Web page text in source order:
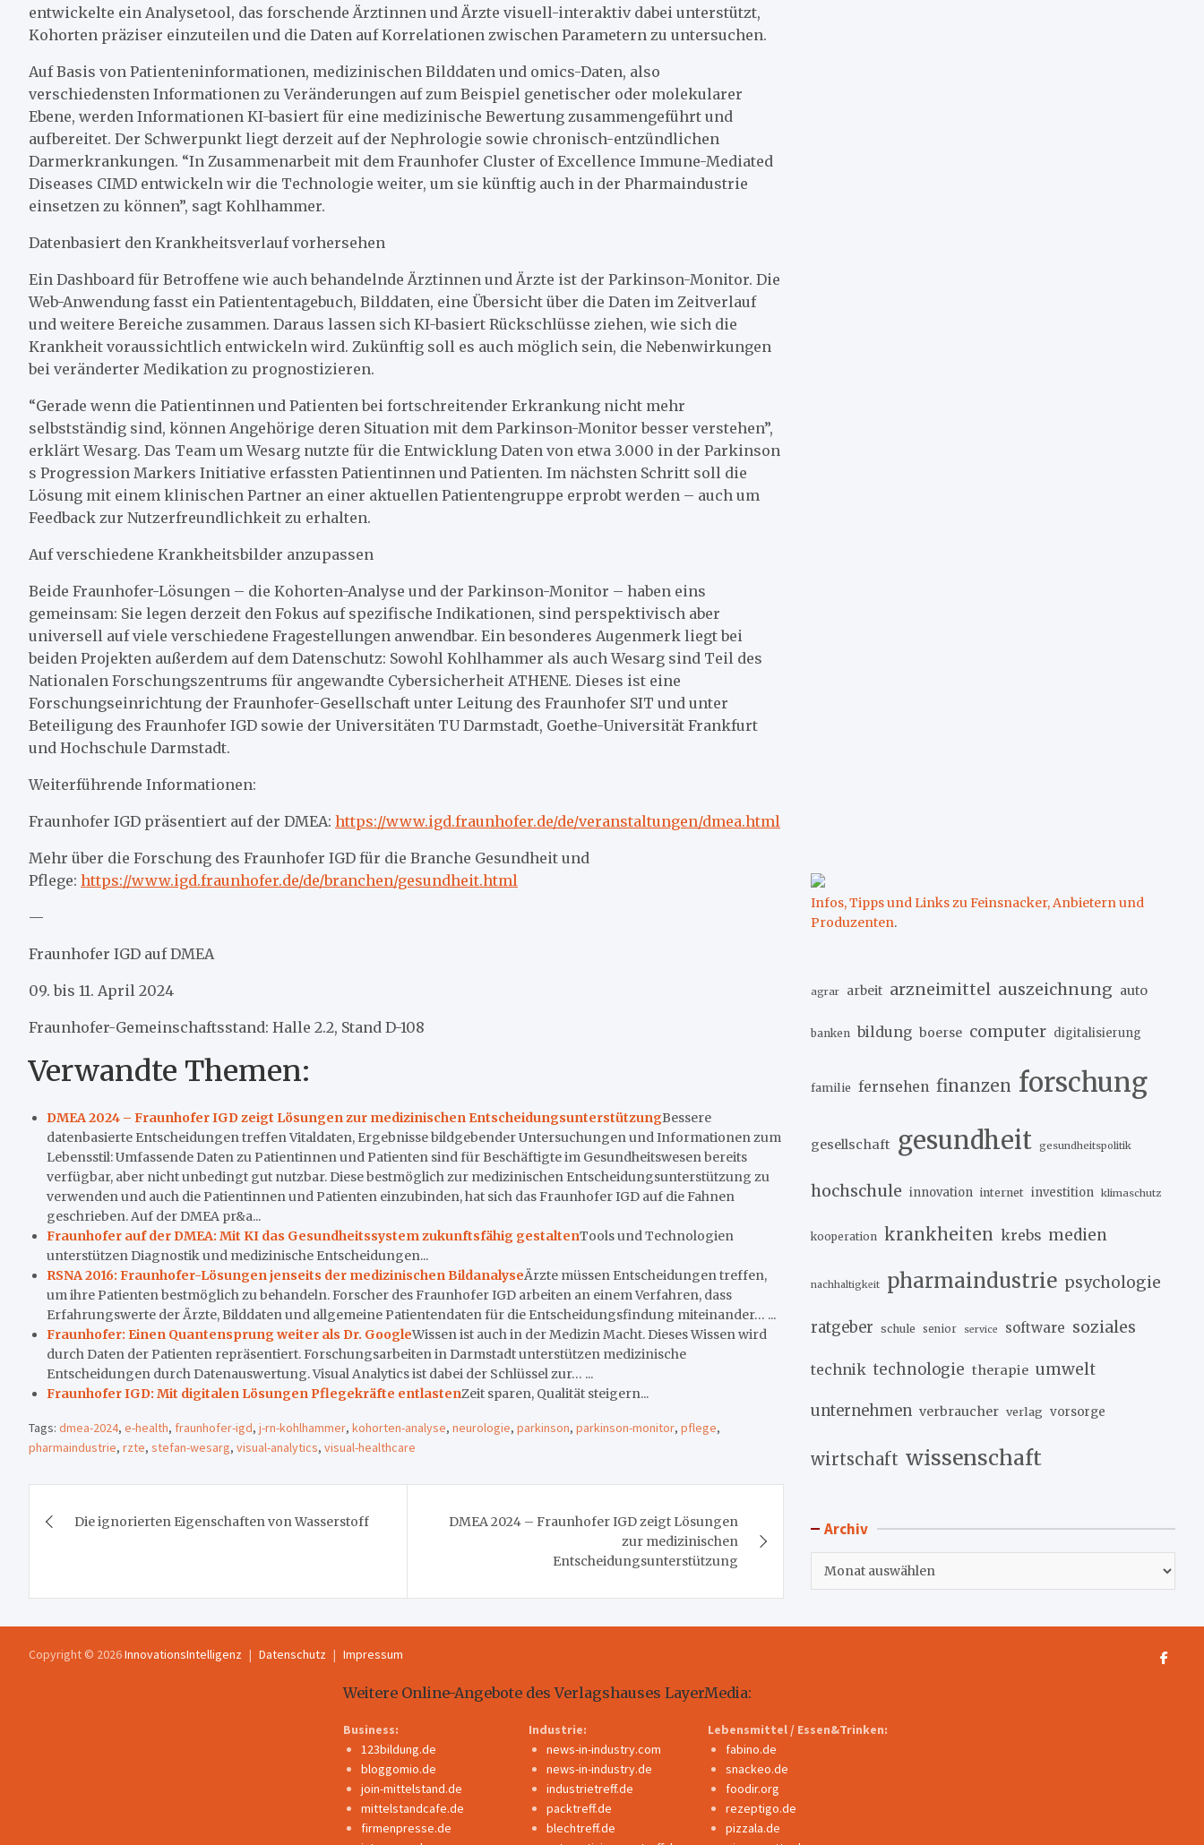
entwickelte ein Analysetool, das forschende Ärztinnen und Ärzte visuell-interaktiv dabei unterstützt,
Kohorten präziser einzuteilen und die Daten auf Korrelationen zwischen Parametern zu untersuchen.
Auf Basis von Patienteninformationen, medizinischen Bilddaten und omics-Daten, also
verschiedensten Informationen zu Veränderungen auf zum Beispiel genetischer oder molekularer
Ebene, werden Informationen KI-basiert für eine medizinische Bewertung zusammengeführt und
aufbereitet. Der Schwerpunkt liegt derzeit auf der Nephrologie sowie chronisch-entzündlichen
Darmerkrankungen. “In Zusammenarbeit mit dem Fraunhofer Cluster of Excellence Immune-Mediated
Diseases CIMD entwickeln wir die Technologie weiter, um sie künftig auch in der Pharmaindustrie
einsetzen zu können”, sagt Kohlhammer.
Datenbasiert den Krankheitsverlauf vorhersehen
Ein Dashboard für Betroffene wie auch behandelnde Ärztinnen und Ärzte ist der Parkinson-Monitor. Die
Web-Anwendung fasst ein Patiententagebuch, Bilddaten, eine Übersicht über die Daten im Zeitverlauf
und weitere Bereiche zusammen. Daraus lassen sich KI-basiert Rückschlüsse ziehen, wie sich die
Krankheit voraussichtlich entwickeln wird. Zukünftig soll es auch möglich sein, die Nebenwirkungen
bei veränderter Medikation zu prognostizieren.
“Gerade wenn die Patientinnen und Patienten bei fortschreitender Erkrankung nicht mehr
selbstständig sind, können Angehörige deren Situation mit dem Parkinson-Monitor besser verstehen”,
erklärt Wesarg. Das Team um Wesarg nutzte für die Entwicklung Daten von etwa 3.000 in der Parkinson
s Progression Markers Initiative erfassten Patientinnen und Patienten. Im nächsten Schritt soll die
Lösung mit einem klinischen Partner an einer aktuellen Patientengruppe erprobt werden – auch um
Feedback zur Nutzerfreundlichkeit zu erhalten.
Auf verschiedene Krankheitsbilder anzupassen
Beide Fraunhofer-Lösungen – die Kohorten-Analyse und der Parkinson-Monitor – haben eins
gemeinsam: Sie legen derzeit den Fokus auf spezifische Indikationen, sind perspektivisch aber
universell auf viele verschiedene Fragestellungen anwendbar. Ein besonderes Augenmerk liegt bei
beiden Projekten außerdem auf dem Datenschutz: Sowohl Kohlhammer als auch Wesarg sind Teil des
Nationalen Forschungszentrums für angewandte Cybersicherheit ATHENE. Dieses ist eine
Forschungseinrichtung der Fraunhofer-Gesellschaft unter Leitung des Fraunhofer SIT und unter
Beteiligung des Fraunhofer IGD sowie der Universitäten TU Darmstadt, Goethe-Universität Frankfurt
und Hochschule Darmstadt.
Weiterführende Informationen:
Fraunhofer IGD präsentiert auf der DMEA: https://www.igd.fraunhofer.de/de/veranstaltungen/dmea.html
Mehr über die Forschung des Fraunhofer IGD für die Branche Gesundheit und
Pflege: https://www.igd.fraunhofer.de/de/branchen/gesundheit.html
—
Fraunhofer IGD auf DMEA
09. bis 11. April 2024
Fraunhofer-Gemeinschaftsstand: Halle 2.2, Stand D-108
Verwandte Themen:
DMEA 2024 – Fraunhofer IGD zeigt Lösungen zur medizinischen EntscheidungsunterstützungBessere
datenbasierte Entscheidungen treffen Vitaldaten, Ergebnisse bildgebender Untersuchungen und Informationen zum
Lebensstil: Umfassende Daten zu Patientinnen und Patienten sind für Beschäftigte im Gesundheitswesen bereits
verfügbar, aber nicht unbedingt gut nutzbar. Diese bestmöglich zur medizinischen Entscheidungsunterstützung zu
verwenden und auch die Patientinnen und Patienten einzubinden, hat sich das Fraunhofer IGD auf die Fahnen
geschrieben. Auf der DMEA pr&a...
Fraunhofer auf der DMEA: Mit KI das Gesundheitssystem zukunftsfähig gestaltenTools und Technologien
unterstützen Diagnostik und medizinische Entscheidungen...
RSNA 2016: Fraunhofer-Lösungen jenseits der medizinischen BildanalyseÄrzte müssen Entscheidungen treffen,
um ihre Patienten bestmöglich zu behandeln. Forscher des Fraunhofer IGD arbeiten an einem Verfahren, dass
Erfahrungswerte der Ärzte, Bilddaten und allgemeine Patientendaten für die Entscheidungsfindung miteinander… ...
Fraunhofer: Einen Quantensprung weiter als Dr. GoogleWissen ist auch in der Medizin Macht. Dieses Wissen wird
durch Daten der Patienten repräsentiert. Forschungsarbeiten in Darmstadt unterstützen medizinische
Entscheidungen durch Datenauswertung. Visual Analytics ist dabei der Schlüssel zur… ...
Fraunhofer IGD: Mit digitalen Lösungen Pflegekräfte entlastenZeit sparen, Qualität steigern...
Tags: dmea-2024, e-health, fraunhofer-igd, j-rn-kohlhammer, kohorten-analyse, neurologie, parkinson, parkinson-monitor, pflege,
pharmaindustrie, rzte, stefan-wesarg, visual-analytics, visual-healthcare
Die ignorierten Eigenschaften von Wasserstoff
DMEA 2024 – Fraunhofer IGD zeigt Lösungen
zur medizinischen
Entscheidungsunterstützung
Infos, Tipps und Links zu Feinsnacker, Anbietern und
Produzenten.
agrar arbeit arzneimittel auszeichnung auto
banken bildung boerse computer digitalisierung
familie fernsehen finanzen forschung
gesellschaft gesundheit gesundheitspolitik
hochschule innovation internet investition klimaschutz
kooperation krankheiten krebs medien
nachhaltigkeit pharmaindustrie psychologie
ratgeber schule senior service software soziales
technik technologie therapie umwelt
unternehmen verbraucher verlag vorsorge
wirtschaft wissenschaft
Archiv
Copyright © 2026InnovationsIntelligenz Datenschutz Impressum
Weitere Online-Angebote des Verlagshauses LayerMedia:
Business:
123bildung.de
bloggomio.de
join-mittelstand.de
mittelstandcafe.de
firmenpresse.de
Industrie:
news-in-industry.com
news-in-industry.de
industrietreff.de
packtreff.de
blechtreff.de
Lebensmittel / Essen&Trinken:
fabino.de
snackeo.de
foodir.org
rezeptigo.de
pizzala.de